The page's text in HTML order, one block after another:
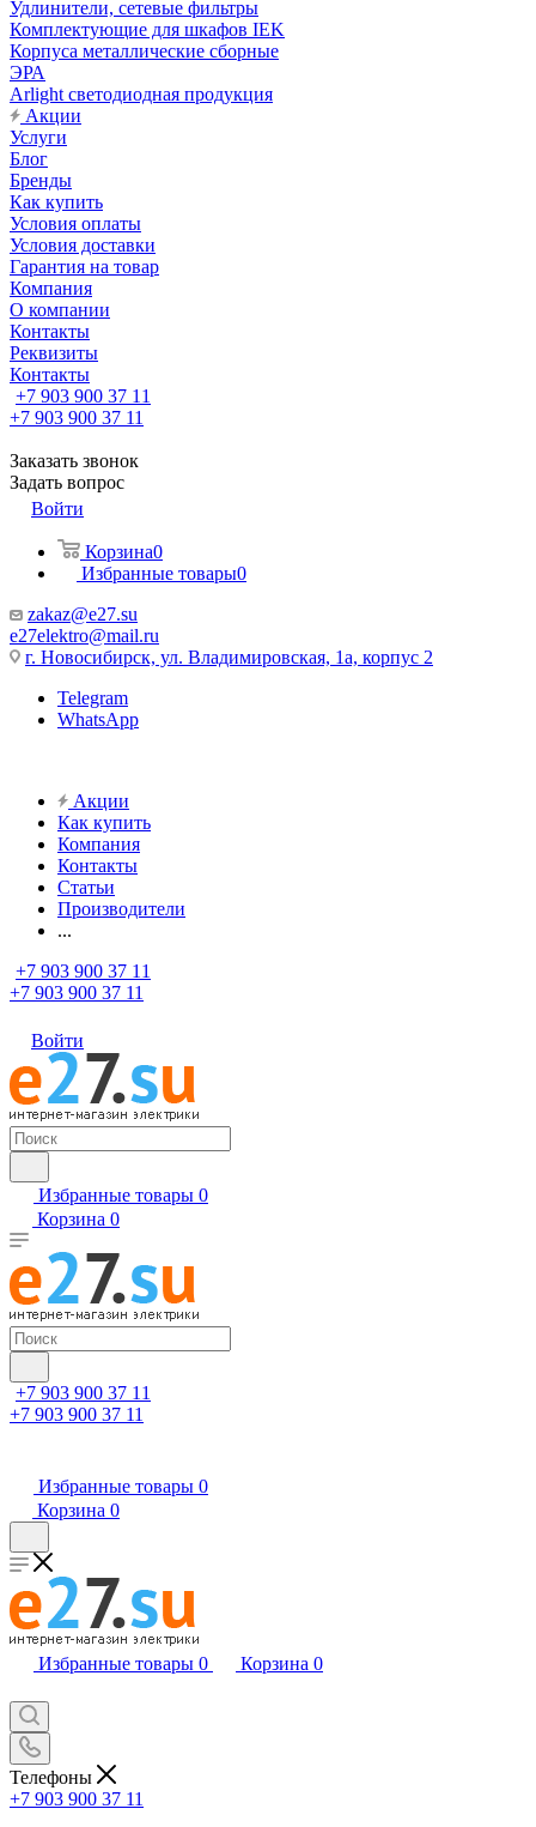
Удлинители, сетевые фильтры
Комплектующие для шкафов IEK
Корпуса металлические сборные
ЭРА
Arlight светодиодная продукция
Акции
Услуги
Блог
Бренды
Как купить
Условия оплаты
Условия доставки
Гарантия на товар
Компания
О компании
Контакты
Реквизиты
Контакты
+7 903 900 37 11
+7 903 900 37 11
Заказать звонок
Задать вопрос
Войти
Корзина0
Избранные товары0
zakaz@e27.su
e27elektro@mail.ru
г. Новосибирск, ул. Владимировская, 1а, корпус 2
Telegram
WhatsApp
Акции
Как купить
Компания
Контакты
Статьи
Производители
...
+7 903 900 37 11
+7 903 900 37 11
Войти
Избранные товары 0
Корзина 0
+7 903 900 37 11
+7 903 900 37 11
Избранные товары 0
Корзина 0
Избранные товары 0 Корзина 0
Телефоны
+7 903 900 37 11